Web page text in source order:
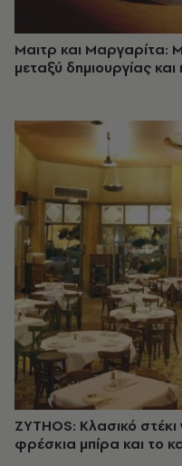
Μαιτρ και Μαργαρίτα:
μεταξύ δημιουργίας
ZYTHOS: Κλασικό
φρέσκια μπίρα και το